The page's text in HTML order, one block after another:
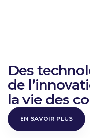
Des
de
la vie des
EN SAVOIR PLUS